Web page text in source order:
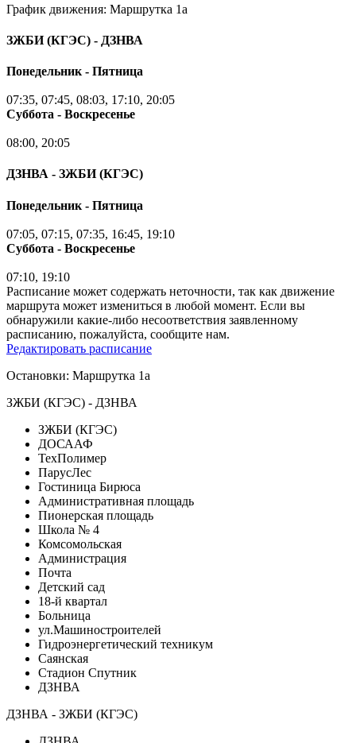
График движения: Маршрутка 1а
ЗЖБИ (КГЭС) - ДЗНВА
Понедельник - Пятница
07:35, 07:45, 08:03, 17:10, 20:05
Суббота - Воскресенье
08:00, 20:05
ДЗНВА - ЗЖБИ (КГЭС)
Понедельник - Пятница
07:05, 07:15, 07:35, 16:45, 19:10
Суббота - Воскресенье
07:10, 19:10
Расписание может содержать неточности, так как движение
маршрута может измениться в любой момент. Если вы
обнаружили какие-либо несоответствия заявленному
расписанию, пожалуйста, сообщите нам.
Редактировать расписание
Остановки: Маршрутка 1а
ЗЖБИ (КГЭС) - ДЗНВА
ЗЖБИ (КГЭС)
ДОСААФ
ТехПолимер
ПарусЛес
Гостиница Бирюса
Административная площадь
Пионерская площадь
Школа № 4
Комсомольская
Администрация
Почта
Детский сад
18-й квартал
Больница
ул.Машиностроителей
Гидроэнергетический техникум
Саянская
Стадион Спутник
ДЗНВА
ДЗНВА - ЗЖБИ (КГЭС)